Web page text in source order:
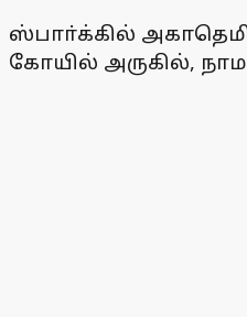
ஸ்பாா்க்கில்
கோயில் அருகில்,